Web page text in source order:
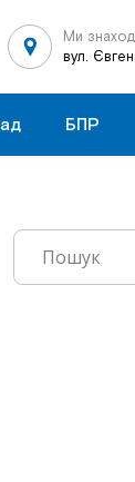
Ми
вул.
БПР